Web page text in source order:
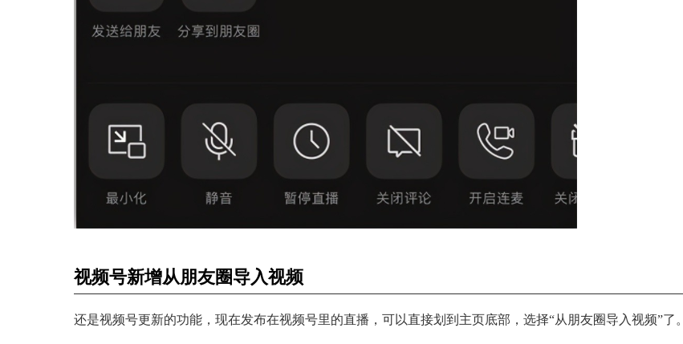
视频号新增从朋友圈导入视频
还是视频号更新的功能，现在发布在视频号里的直播，可以直接划到主页底部，选择“从朋友圈导入视频”了。